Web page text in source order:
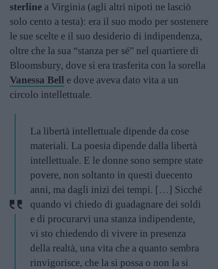
sterline a Virginia (agli altri nipoti ne lasciò
solo cento a testa): era il suo modo per sostenere
le sue scelte e il suo desiderio di indipendenza,
oltre che la sua “stanza per sé” nel quartiere di
Bloomsbury, dove si era trasferita con la sorella
Vanessa Bell e dove aveva dato vita a un
circolo intellettuale.
La libertà intellettuale dipende da cose
materiali. La poesia dipende dalla libertà
intellettuale. E le donne sono sempre state
povere, non soltanto in questi duecento
anni, ma dagli inizi dei tempi. […] Sicché
quando vi chiedo di guadagnare dei soldi
e di procurarvi una stanza indipendente,
vi sto chiedendo di vivere in presenza
della realtà, una vita che a quanto sembra
rinvigorisce, che la si possa o non la si